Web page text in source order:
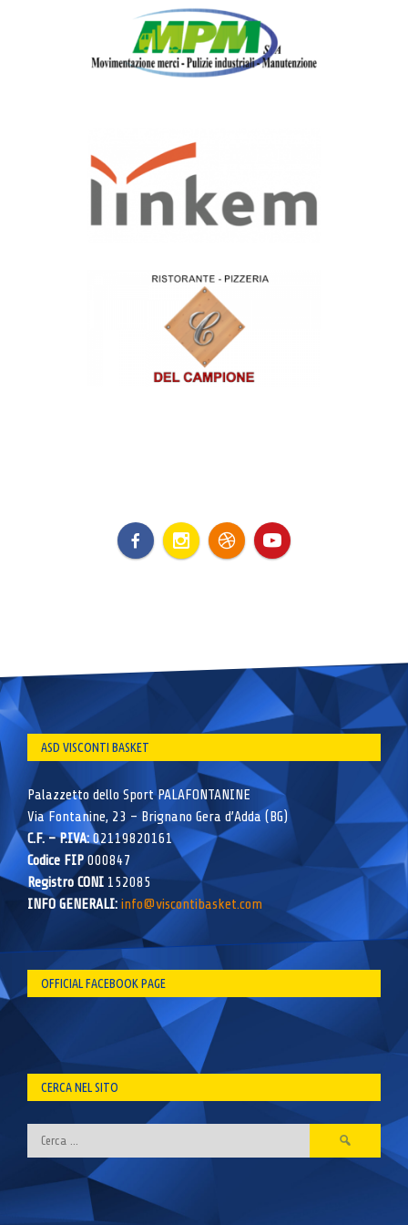
ASD VISCONTI BASKET
Palazzetto dello Sport PALAFONTANINE
Via Fontanine, 23 – Brignano Gera d’Adda (BG)
C.F. – P.IVA:02119820161
Codice FIP000847
Registro CONI 152085
INFO GENERALI: info@viscontibasket.com
OFFICIAL FACEBOOK PAGE
CERCA NEL SITO
Ricerca
per: